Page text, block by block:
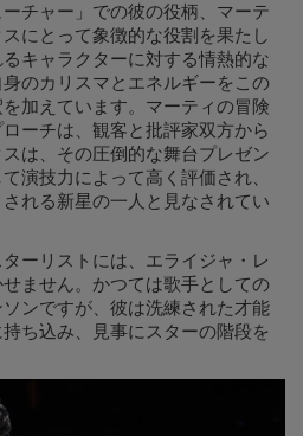
ーチャー」での彼の役柄、マーテ
にとって象徴的な役割を果たし
キャラクターに対する情熱的な
のカリスマとエネルギーをこの
加えています。マーティの冒険
ーチは、観客と批評家双方から
は、その圧倒的な舞台プレゼン
演技力によって高く評価され、
れる新星の一人と見なされてい
ーリストには、エライジャ・レ
ません。かつては歌手としての
ンですが、彼は洗練された才能
ち込み、見事にスターの階段を